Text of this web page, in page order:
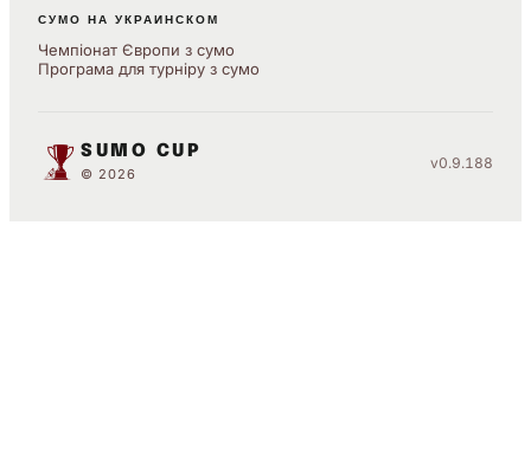
СУМО НА УКРАИНСКОМ
Чемпіонат Європи з сумо
Програма для турніру з сумо
SUMO CUP
© 2026
v0.9.188